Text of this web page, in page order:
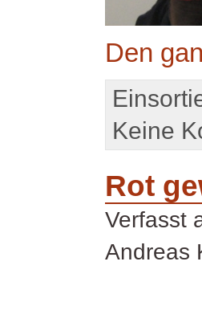
Den
Keine
Rot
Verfasst
Andreas